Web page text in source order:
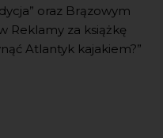
oraz Brązowym
Reklamy za książkę
Atlantyk kajakiem?”